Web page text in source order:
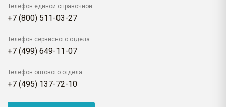
Телефон единой справочной
+7 (800) 511-03-27
Телефон сервисного отдела
+7 (499) 649-11-07
Телефон оптового отдела
+7 (495) 137-72-10